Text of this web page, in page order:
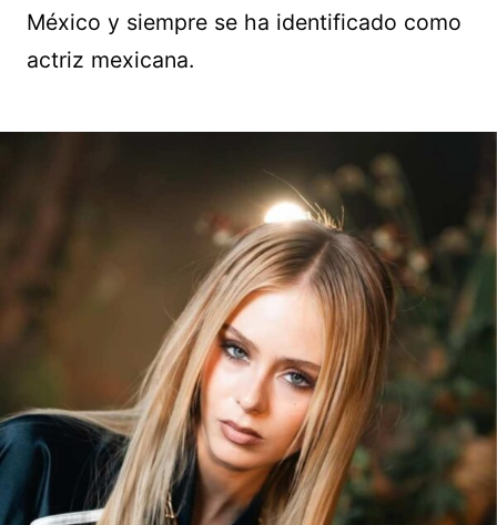
México y siempre se ha identificado como
actriz mexicana.